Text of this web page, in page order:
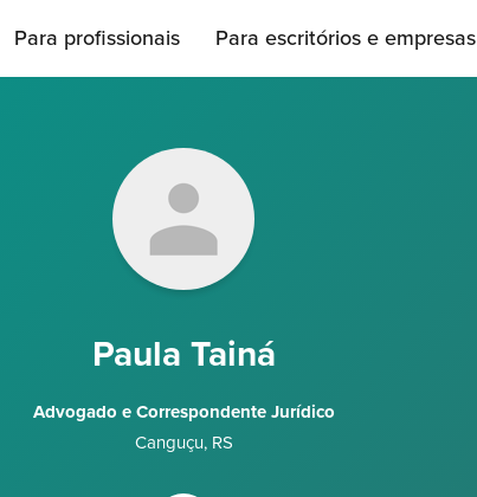
Para profissionais Para escritórios e empresas
Paula Tainá
Advogado e Correspondente Jurídico
Canguçu, RS